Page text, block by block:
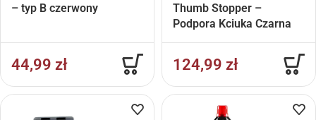
– typ B czerwony
44,99 zł
Thumb Stopper –
Podpora Kciuka Czarna
124,99 zł